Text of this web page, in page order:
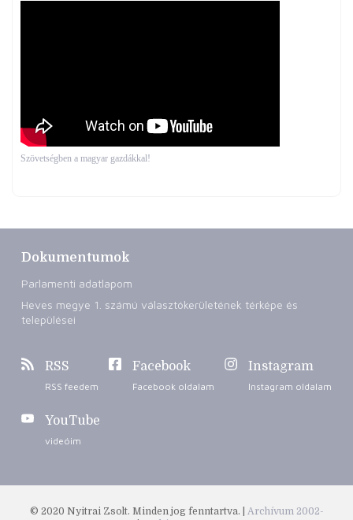
Szövetségben a magyar gazdákkal!
Dokumentumok
Parlamenti adatlapom
Heves megye 1. számú választókerületének térképe és
települései
RSS
RSS feedem
Facebook
Facebook oldalam
Instagram
Instagram oldalam
YouTube
videóim
© 2020 Nyitrai Zsolt. Minden jog fenntartva. |
Archívum 2002-